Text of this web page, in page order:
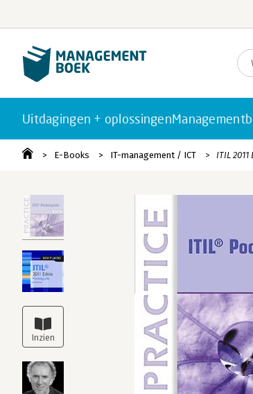
Uitdagingen + oplossingen
E-Books IT-management / ICT ITIL